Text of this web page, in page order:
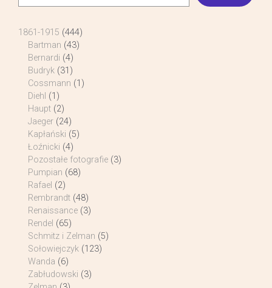
1861-1915 (444)
Bartman (43)
Bernardi (4)
Budryk (31)
Cossmann (1)
Diehl (1)
Haupt (2)
Jaeger (24)
Kapłański (5)
Łoźnicki (4)
Pozostałe fotografie (3)
Pumpian (68)
Rafael (2)
Rembrandt (48)
Renaissance (3)
Rendel (65)
Schmitz i Zelman (5)
Sołowiejczyk (123)
Wanda (6)
Zabłudowski (3)